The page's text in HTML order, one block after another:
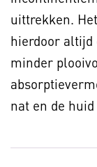
uittrekken.
hierdoor altijd
minder
nat en de